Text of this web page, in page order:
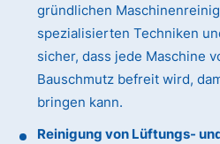
gründlichen
spezialisierten Techniken
sicher, dass jede Maschine
Bauschmutz befreit wird,
bringen kann.
Reinigung von Lüftungs-